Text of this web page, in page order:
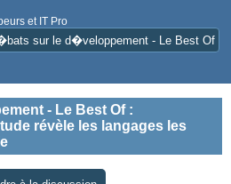
et IT Pro
sur le d�veloppement - Le Best Of
- Le Best Of:
révèle les langages les